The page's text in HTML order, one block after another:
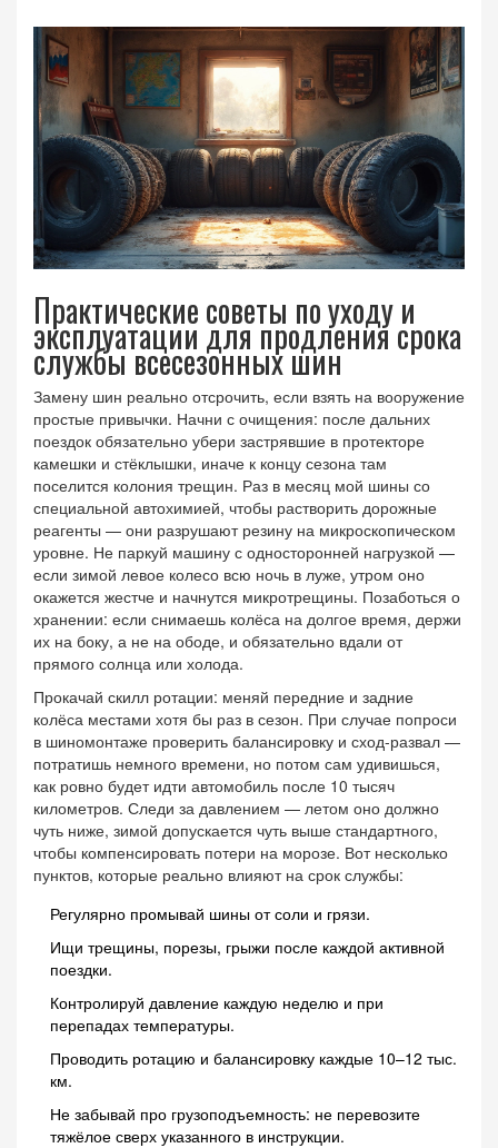
Практические советы по уходу и
эксплуатации для продления срока
службы всесезонных шин
Замену шин реально отсрочить, если взять на вооружение
простые привычки. Начни с очищения: после дальних
поездок обязательно убери застрявшие в протекторе
камешки и стёклышки, иначе к концу сезона там
поселится колония трещин. Раз в месяц мой шины со
специальной автохимией, чтобы растворить дорожные
реагенты — они разрушают резину на микроскопическом
уровне. Не паркуй машину с односторонней нагрузкой —
если зимой левое колесо всю ночь в луже, утром оно
окажется жестче и начнутся микротрещины. Позаботься о
хранении: если снимаешь колёса на долгое время, держи
их на боку, а не на ободе, и обязательно вдали от
прямого солнца или холода.
Прокачай скилл ротации: меняй передние и задние
колёса местами хотя бы раз в сезон. При случае попроси
в шиномонтаже проверить балансировку и сход-развал —
потратишь немного времени, но потом сам удивишься,
как ровно будет идти автомобиль после 10 тысяч
километров. Следи за давлением — летом оно должно
чуть ниже, зимой допускается чуть выше стандартного,
чтобы компенсировать потери на морозе. Вот несколько
пунктов, которые реально влияют на срок службы:
Регулярно промывай шины от соли и грязи.
Ищи трещины, порезы, грыжи после каждой активной
поездки.
Контролируй давление каждую неделю и при
перепадах температуры.
Проводить ротацию и балансировку каждые 10–12 тыс.
км.
Не забывай про грузоподъемность: не перевозите
тяжёлое сверх указанного в инструкции.